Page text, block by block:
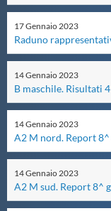
Master
Formazione
GUG
Scuole Nuoto
Propaganda
17Gennaio2023
Raduno
14Gennaio2023
B maschile. Risultati
14Gennaio2023
A2 M nord. Report
14Gennaio2023
A2 M sud. Report 8^